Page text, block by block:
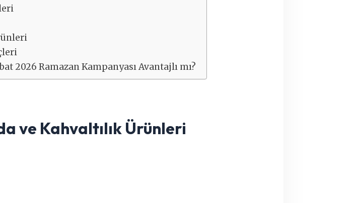
2026 Ramazan Kampanyası Avantajlı mı?
ve Kahvaltılık Ürünleri